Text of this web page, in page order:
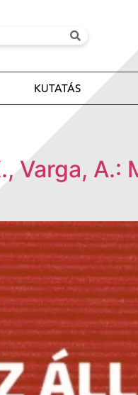
KUTATÁS
Varga,